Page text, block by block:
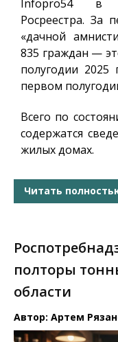
Infopro54в
Росреестра. За
«дачной
835 граждан —
полугодии
первом
Всего по
содержатся
жилых домах.
Читать
полторы
области
Автор: Артем